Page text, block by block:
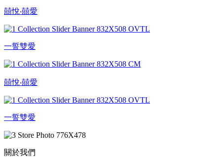
囍悅‧囍愛
一誓雙愛
囍悅‧囍愛
一誓雙愛
關於我們